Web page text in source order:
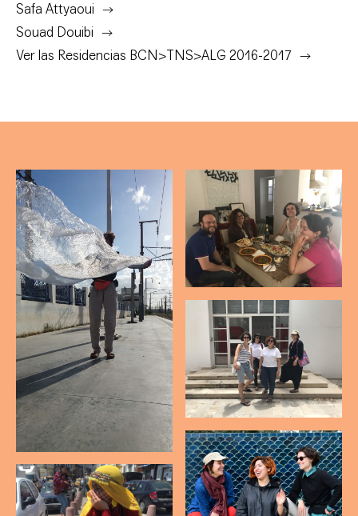
Safa Attyaoui
Souad Douibi
Ver las Residencias BCN>TNS>ALG 2016-2017